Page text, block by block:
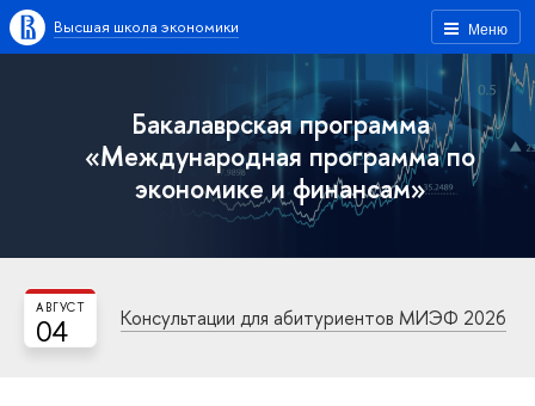
Меню
Высшая школа экономики
Бакалаврская программа
«Международная программа по
экономике и финансам»
04
АВГУСТ Консультации для абитуриентов МИЭФ 2026